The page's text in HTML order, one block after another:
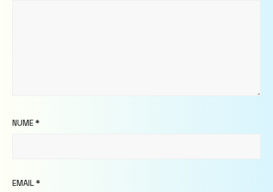
NUME*
EMAIL*